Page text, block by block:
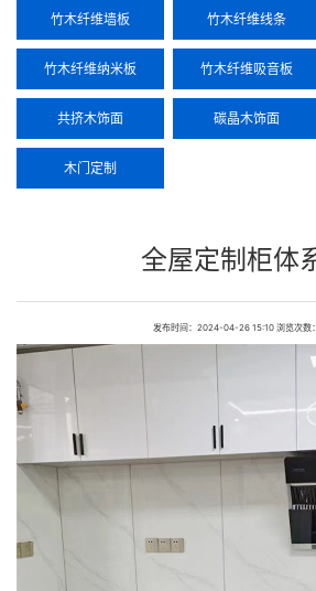
竹木纤维墙板 竹木纤维线条
竹木纤维纳米板 竹木纤维吸音板
共挤木饰面 碳晶木饰面
木门定制
全屋定制柜体
发布时间：2024-04-26 15:10 浏览次数